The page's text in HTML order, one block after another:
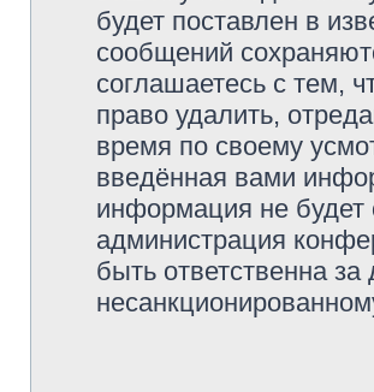
будет поставлен в
сообщений
соглашаетесь с тем,
право удалить,
время по своему
введённая вами
информация не будет
администрация
быть ответственна